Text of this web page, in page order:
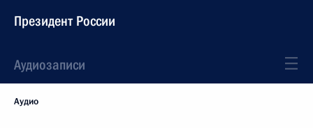
Президент России
Аудиозаписи
Аудио